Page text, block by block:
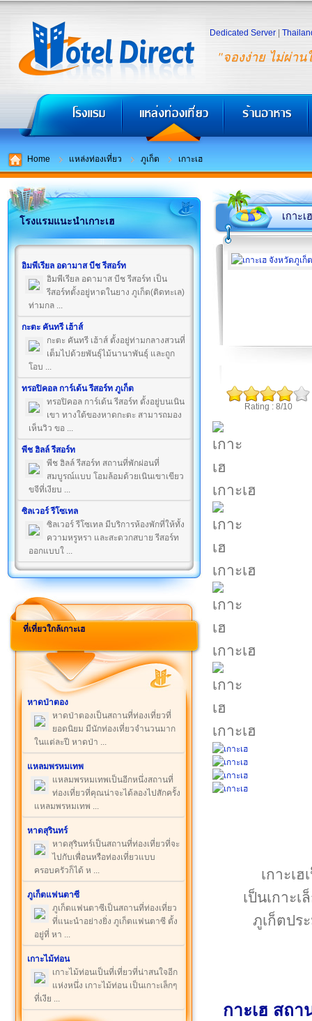
"จองง่าย ไม่ผ่าน
Dedicated Server
Home แหล่งท่องเที่ยว ภูเก็ต เกาะเฮ
โรงแรมแนะนำเกาะเฮ
อิมพีเรียล อดามาส บีช รีสอร์ท
อิมพีเรียล อดามาส บีช รีสอร์ท เป็น
รีสอร์ทตั้งอยู่หาดในยาง ภูเก็ต(ติดทะเล)
ท่ามกล ...
กะตะ คันทรี เฮ้าส์
กะตะ คันทรี เฮ้าส์ ตั้งอยู่ท่ามกลางสวนที่
เต็มไปด้วยพันธุ์ไม้นานาพันธุ์ และถูก
โอบ ...
ทรอปิคอล การ์เด้น รีสอร์ท ภูเก็ต
ทรอปิคอล การ์เด้น รีสอร์ท ตั้งอยู่บนเนิน
เขา ทางใต้ของหาดกะตะ สามารถมอง
เห็นวิว ขอ ...
พีช ฮิลล์ รีสอร์ท
พีช ฮิลล์ รีสอร์ท สถานที่พักผ่อนที่
สมบูรณ์แบบ โอมล้อมด้วยเนินเขาเขียว
ขจีที่เงียบ ...
ซิลเวอร์ รีโซเทล
ซิลเวอร์ รีโซเทล มีบริการห้องพักที่ให้ทั้ง
ความหรูหรา และสะดวกสบาย รีสอร์ท
ออกแบบใ ...
ที่เที่ยวใกล้เกาะเฮ
หาดป่าตอง
หาดป่าตองเป็นสถานที่ท่องเที่ยวที่
ยอดนิยม มีนักท่องเที่ยวจำนวนมาก
ในแต่ละปี หาดป่า ...
แหลมพรหมเทพ
แหลมพรหมเทพเป็นอีกหนึ่งสถานที่
ท่องเที่ยวที่คุณน่าจะได้ลองไปสักครั้ง
แหลมพรหมเทพ ...
หาดสุรินทร์
หาดสุรินทร์เป็นสถานที่ท่องเที่ยวที่จะ
ไปกับเพื่อนหรือท่องเที่ยวแบบ
ครอบครัวก็ได้ ห ...
ภูเก็ตแฟนตาซี
ภูเก็ตแฟนตาซีเป็นสถานที่ท่องเที่ยว
ที่แนะนำอย่างยิ่ง ภูเก็ตแฟนตาซี ตั้ง
อยู่ที่ หา ...
เกาะไม้ท่อน
เกาะไม้ท่อนเป็นที่เที่ยวที่น่าสนใจอีก
แห่งหนึ่ง เกาะไม้ท่อน เป็นเกาะเล็กๆ
ที่เงีย ...
เกาะเฮ
Rating : 8/10
เกาะเฮ
เกาะเฮ
เกาะเฮ
เกาะเฮ
เกาะเ
เป็นเกาะ
ภูเก็ตปร
กาะเฮ สถ